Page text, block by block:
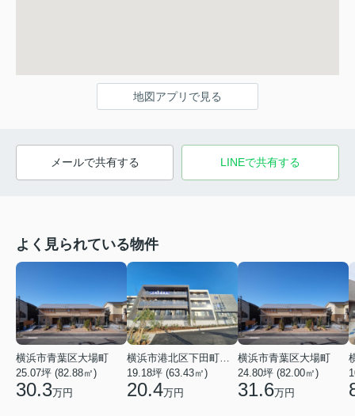
地図アプリで見る
メールで共有する LINEで共有する
よく見られている物件
横浜市青葉区大場町
25.07坪 (82.88㎡)
30.3万円
19.18坪 (63.43㎡)
20.4万円
横浜市青葉区大場町
24.80坪 (82.00㎡)
31.6万円